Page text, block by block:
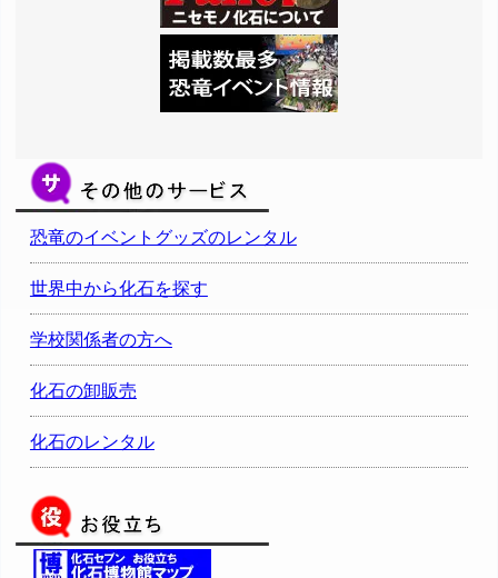
恐竜のイベントグッズのレンタル
世界中から化石を探す
学校関係者の方へ
化石の卸販売
化石のレンタル